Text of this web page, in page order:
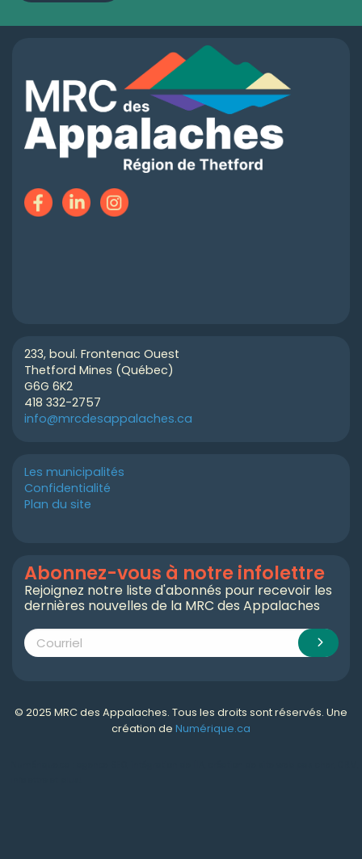
233, boul. Frontenac Ouest
Thetford Mines (Québec)
G6G 6K2
418 332-2757
info@mrcdesappalaches.ca
Les municipalités
Confidentialité
Plan du site
Abonnez-vous à notre infolettre
Rejoignez notre liste d'abonnés pour recevoir les
dernières nouvelles de la MRC des Appalaches
© 2025 MRC des Appalaches. Tous les droits sont réservés. Une
création de Numérique.ca